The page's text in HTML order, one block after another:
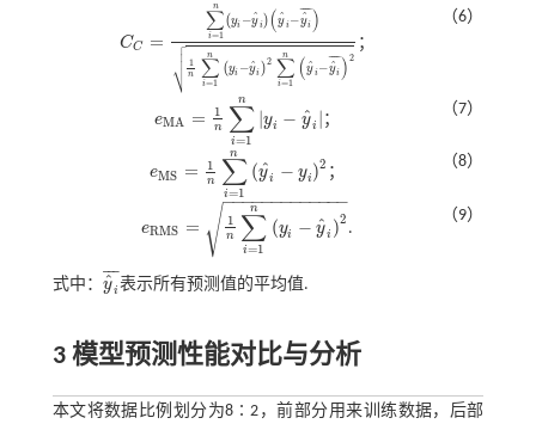
CC =
∑
i=1
n
(yi −yˆi) (yˆi−yˆi
¯¯
¯¯ )
1
n ∑
i=1
n
( yi −yˆi )2 ∑
i=1
n (yˆi−yˆi
¯¯
¯¯ )2

⎷

CC= ∑i= 1nyi-y^iy^i-y^i¯1n∑i=1nyi-y^i 2；
（6）
eMA = 1
n ∑
i=1
n
|yi − y
ˆi |
eMA =1n ∑i 1 i-y^i ；
（7）
eMS = 1
n ∑
i=1
n
(y
ˆi − yi )2
eMS =1n ∑i 1n y ^i-y 2 ；
（8）
eRMS = 1
n ∑
i=1
n
(yi − y
ˆi )2
− −
−−−−−−−−−−−
√
eRMS =1n ∑ i=1n yi ^i2 .
（9）
式中： y
ˆi
¯¯
¯
y^i¯
表示所有预测值的平均值.
3 模型预测性能对比与分析
本文将数据比例划分为8∶2，前部分用来训练数据，后部